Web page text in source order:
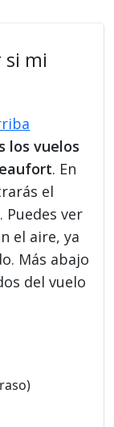
si mi
los vuelos
. En
el
ver
el aire, ya
Más abajo
del vuelo